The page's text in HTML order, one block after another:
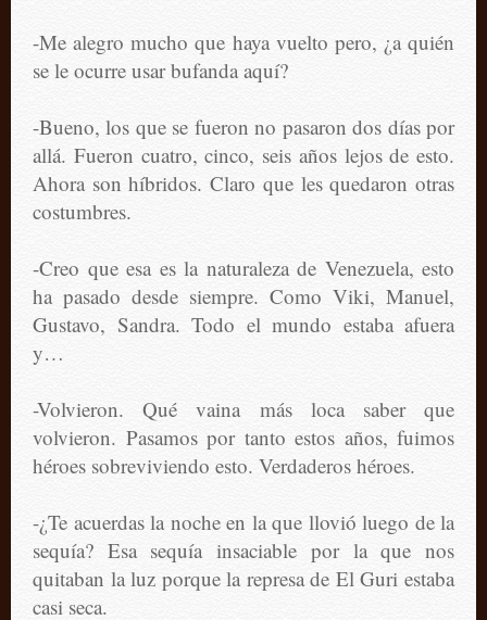
-Me alegro mucho que haya vuelto pero, ¿a quién
se le ocurre usar bufanda aquí?
-Bueno, los que se fueron no pasaron dos días por
allá. Fueron cuatro, cinco, seis años lejos de esto.
Ahora son híbridos. Claro que les quedaron otras
costumbres.
-Creo que esa es la naturaleza de Venezuela, esto
ha pasado desde siempre. Como Viki, Manuel,
Gustavo, Sandra. Todo el mundo estaba afuera
y…
-Volvieron. Qué vaina más loca saber que
volvieron. Pasamos por tanto estos años, fuimos
héroes sobreviviendo esto. Verdaderos héroes.
-¿Te acuerdas la noche en la que llovió luego de la
sequía? Esa sequía insaciable por la que nos
quitaban la luz porque la represa de El Guri estaba
casi seca.